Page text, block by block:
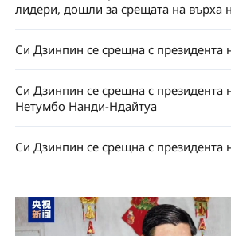
лидери, дошли за срещата на върха
Си Дзинпин се срещна с президента
Си Дзинпин се срещна с президента
Нетумбо Нанди-Ндайтуа
Си Дзинпин се срещна с президента